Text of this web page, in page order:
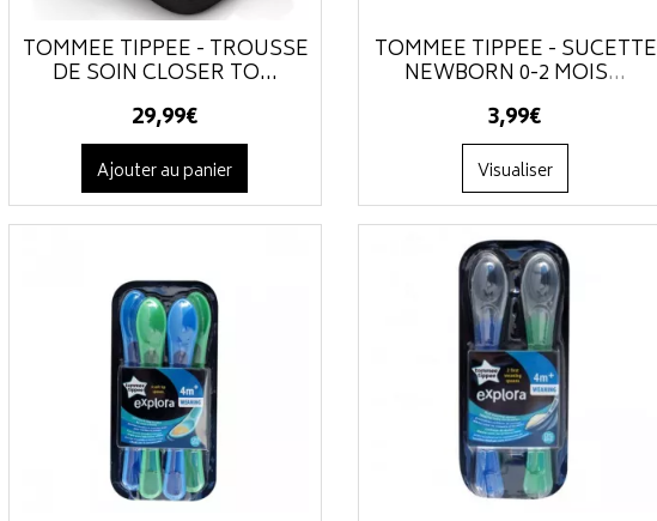
TOMMEE TIPPEE - TROUSSE
DE SOIN CLOSER TO...
29,99€
Ajouter au panier
TOMMEE TIPPEE - SUCETTE
NEWBORN 0-2 MOIS...
3,99€
Visualiser